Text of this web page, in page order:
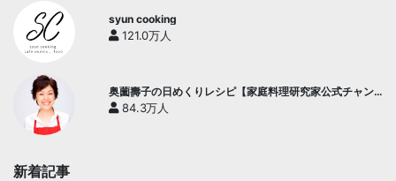
syun cooking
121.0万人
奥薗壽子の日めくりレシピ【家庭料理研究家公式チャン
ネル】
84.3万人
新着記事